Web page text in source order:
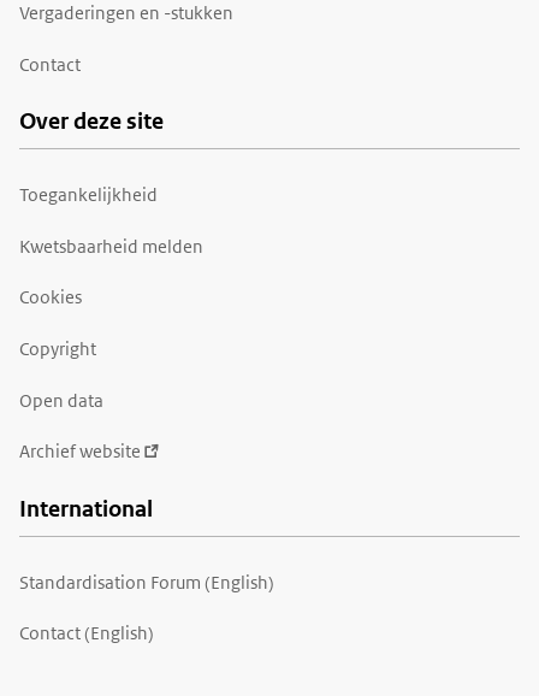
Vergaderingen en -stukken
Contact
Over deze site
Toegankelijkheid
Kwetsbaarheid melden
Cookies
Copyright
Open data
Archief website
International
Standardisation Forum (English)
Contact (English)